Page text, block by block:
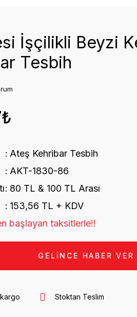
İşçilikli Beyzi
Tesbih
Ateş Kehribar Tesbih
AKT-1830-86
80 TL & 100 TL Arası
153,56 TL + KDV
başlayan taksitlerle!!
GELİNCE HABER VER
Stoktan Teslim